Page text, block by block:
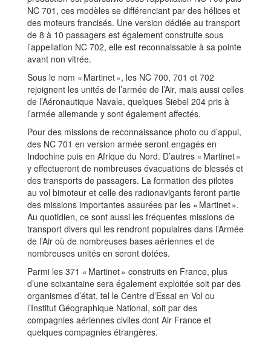
NC 701, ces modèles se différenciant par des hélices et
des moteurs francisés. Une version dédiée au transport
de 8 à 10 passagers est également construite sous
l’appellation NC 702, elle est reconnaissable à sa pointe
avant non vitrée.
Sous le nom « Martinet », les NC 700, 701 et 702
rejoignent les unités de l’armée de l’Air, mais aussi celles
de l’Aéronautique Navale, quelques Siebel 204 pris à
l’armée allemande y sont également affectés.
Pour des missions de reconnaissance photo ou d’appui,
des NC 701 en version armée seront engagés en
Indochine puis en Afrique du Nord. D’autres « Martinet »
y effectueront de nombreuses évacuations de blessés et
des transports de passagers. La formation des pilotes
au vol bimoteur et celle des radionavigants feront partie
des missions importantes assurées par les « Martinet ».
Au quotidien, ce sont aussi les fréquentes missions de
transport divers qui les rendront populaires dans l’Armée
de l’Air où de nombreuses bases aériennes et de
nombreuses unités en seront dotées.
Parmi les 371 « Martinet » construits en France, plus
d’une soixantaine sera également exploitée soit par des
organismes d’état, tel le Centre d’Essai en Vol ou
l’Institut Géographique National, soit par des
compagnies aériennes civiles dont Air France et
quelques compagnies étrangères.